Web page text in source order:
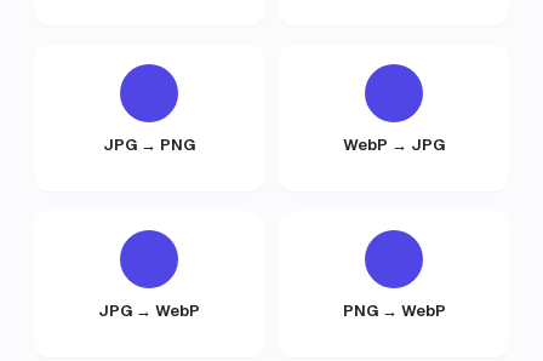
JPG → PNG WebP → JPG
JPG → WebP PNG → WebP